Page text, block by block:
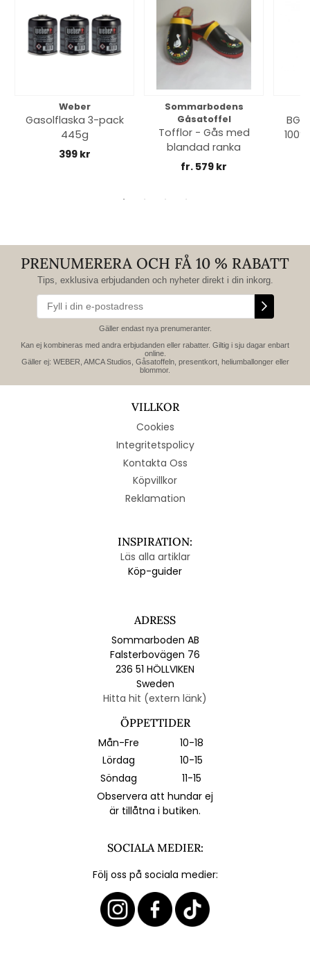
Weber
Gasolflaska 3-pack
445g
399 kr
Sommarbodens
Gåsatoffel
Tofflor - Gås med
blandad ranka
fr. 579 kr
PRENUMERERA OCH FÅ 10 % RABATT
Tips, exklusiva erbjudanden och nyheter direkt i din inkorg.
Gäller endast nya prenumeranter.
Kan ej kombineras med andra erbjudanden eller rabatter. Giltig i sju dagar enbart
online.
Gäller ej: WEBER, AMCA Studios, Gåsatoffeln, presentkort, heliumballonger eller
blommor.
VILLKOR
Cookies
Integritetspolicy
Kontakta Oss
Köpvillkor
Reklamation
INSPIRATION:
Läs alla artiklar
Köp-guider
ADRESS
Sommarboden AB
Falsterbovägen 76
236 51 HÖLLVIKEN
Sweden
Hitta hit (extern länk)
ÖPPETTIDER
Mån-Fre
10-18
Lördag
10-15
Söndag
11-15
Observera att hundar ej
är tillåtna i butiken.
SOCIALA MEDIER:
Följ oss på sociala medier: